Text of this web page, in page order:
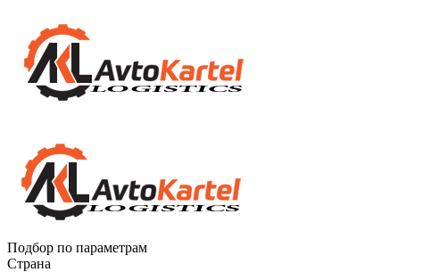
Подбор по параметрам
Страна